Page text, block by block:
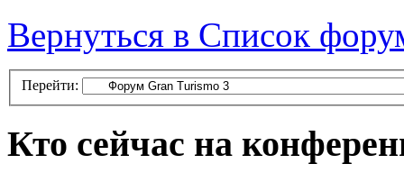
Вернуться в Список
Перейти:
Кто сейчас на